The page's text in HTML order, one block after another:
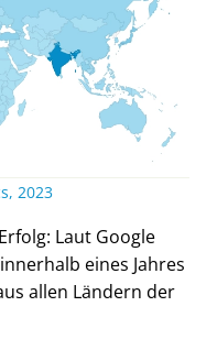
2023
Laut Google
eines Jahres
allen Ländern der